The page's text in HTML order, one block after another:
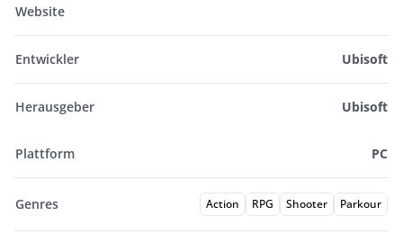
Website
Entwickler Ubisoft
Herausgeber Ubisoft
Plattform PC
Genres Action RPG Shooter Parkour